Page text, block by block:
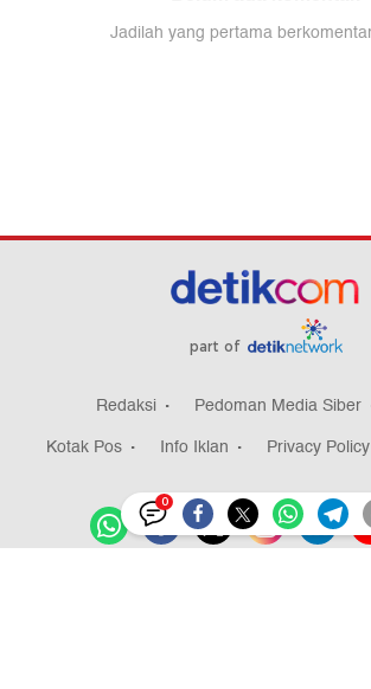
0
part of
Redaksi Pedoman Media Siber
Kotak Pos
Info Iklan Privacy Policy